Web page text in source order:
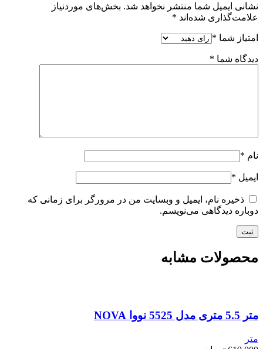
نشانی ایمیل شما منتشر نخواهد شد. بخش‌های موردنیاز
علامت‌گذاری شده‌اند *
امتیاز شما *
دیدگاه شما *
نام *
ایمیل *
ذخیره نام، ایمیل و وبسایت من در مرورگر برای زمانی که
دوباره دیدگاهی می‌نویسم.
محصولات مشابه
متر 5.5 متری مدل 5525 نووا NOVA
متر